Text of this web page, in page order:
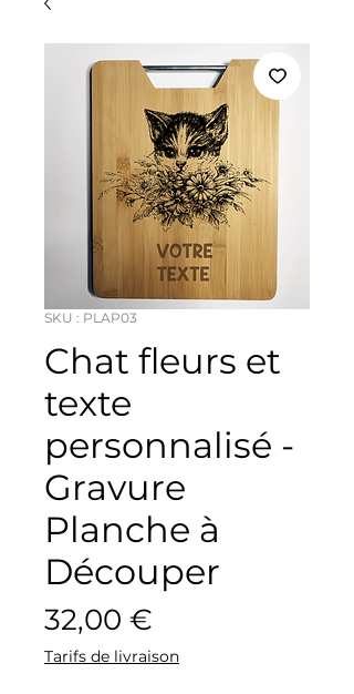
SKU : PLAP03
Chat fleurs et
texte
personnalisé -
Gravure
Planche à
Découper
32,00 €
Tarifs de livraison